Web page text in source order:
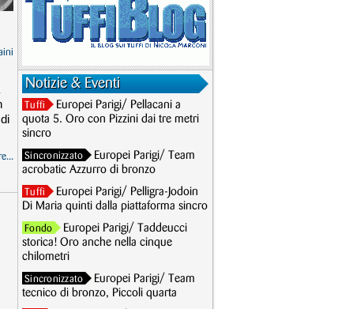
Notizie & Eventi
Tuffi
Europei Parigi/ Pellacani a
quota 5. Oro con Pizzini dai tre metri
sincro
Sincronizzato
Europei Parigi/ Team
acrobatic Azzurro di bronzo
Tuffi
Europei Parigi/ Pelligra-Jodoin
Di Maria quinti dalla piattaforma sincro
Fondo
Europei Parigi/ Taddeucci
storica! Oro anche nella cinque
chilometri
Sincronizzato
Europei Parigi/ Team
tecnico di bronzo, Piccoli quarta